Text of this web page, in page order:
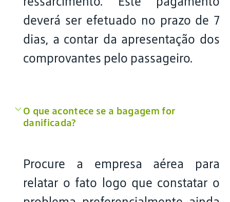
deverá ser efetuado no prazo de 7
dias, a contar da apresentação dos
comprovantes pelo passageiro.
O que acontece se a bagagem for
danificada?
Procure a empresa aérea para
relatar o fato logo que constatar o